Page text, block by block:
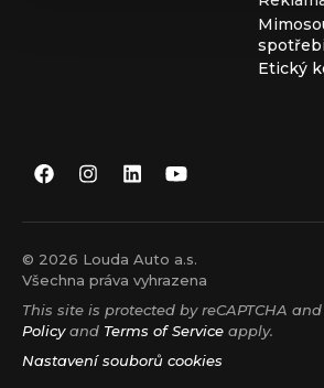
Etický
© 2026 Louda Auto a.s.
Všechna práva vyhrazena
This site is protected by reCAPTCHA
Policyand Terms of Service apply.
Nastavení souborů cookies